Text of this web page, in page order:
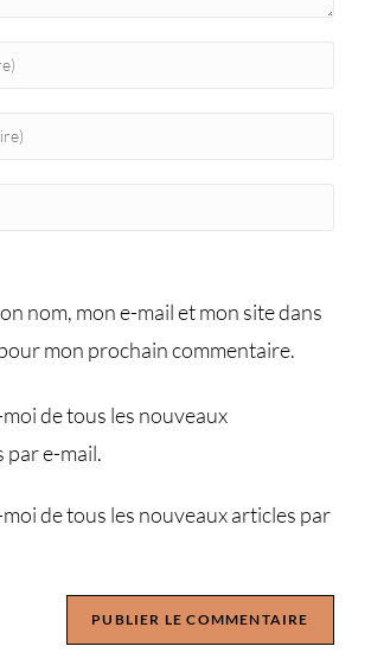
nom, mon e-mail et mon site dans
mon prochain commentaire.
de tous les nouveaux
par e-mail.
de tous les nouveaux articles par